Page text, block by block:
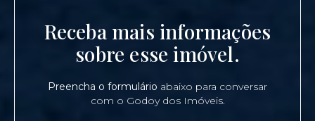
Receba mais informações
sobre esse imóvel.
Preencha o formulário abaixo para conversar
com o Godoy dos Imóveis.